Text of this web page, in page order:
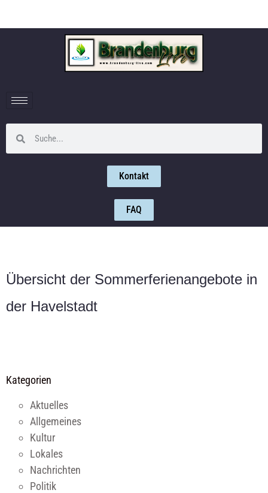
Kontakt
FAQ
Übersicht der Sommerferienangebote in
der Havelstadt
Kategorien
Aktuelles
Allgemeines
Kultur
Lokales
Nachrichten
Politik